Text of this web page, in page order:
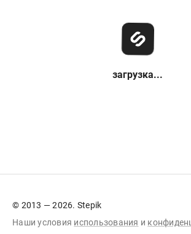
загрузка...
© 2013 — 2026. Stepik
Наши условия использования и